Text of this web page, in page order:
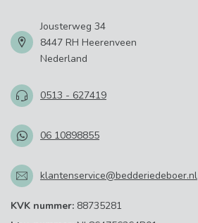
Jousterweg 34
8447 RH Heerenveen
Nederland
0513 - 627419
06 10898855
klantenservice@bedderiedeboer.nl
KVK nummer: 88735281